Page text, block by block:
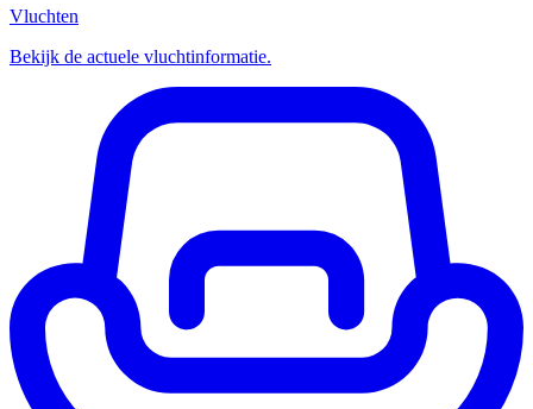
Vluchten
Bekijk de actuele vluchtinformatie.